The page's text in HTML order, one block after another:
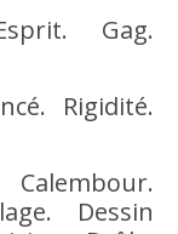
Gag.
Rigidité.
Calembour.
Dessin